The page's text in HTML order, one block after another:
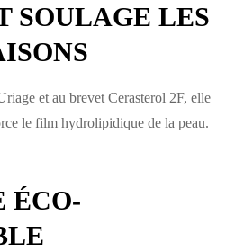
SOULAGE LES
et au brevet Cerasterol 2F, elle
le film hydrolipidique de la peau.
ÉCO-